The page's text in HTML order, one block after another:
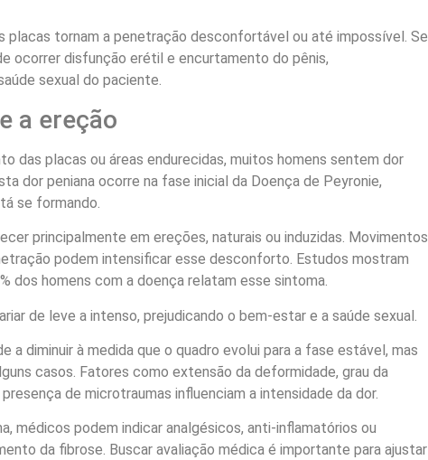
placas tornam a penetração desconfortável ou até impossível. Se
ocorrer disfunção erétil e encurtamento do pênis,
sexual do paciente.
a ereção
das placas ou áreas endurecidas, muitos homens sentem dor
dor peniana ocorre na fase inicial da Doença de Peyronie,
se formando.
principalmente em ereções, naturais ou induzidas. Movimentos
podem intensificar esse desconforto. Estudos mostram
dos homens com a doença relatam esse sintoma.
de leve a intenso, prejudicando o bem-estar e a saúde sexual.
a diminuir à medida que o quadro evolui para a fase estável, mas
casos. Fatores como extensão da deformidade, grau da
de microtraumas influenciam a intensidade da dor.
médicos podem indicar analgésicos, anti-inflamatórios ou
da fibrose. Buscar avaliação médica é importante para ajustar